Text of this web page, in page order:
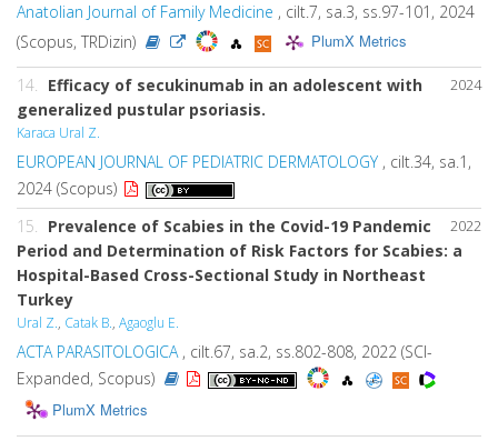
Anatolian Journal of Family Medicine , cilt.7, sa.3, ss.97-101, 2024
(Scopus, TRDizin)
PlumX Metrics
2024
14. Efficacy of secukinumab in an adolescent with
generalized pustular psoriasis.
Karaca Ural Z.
EUROPEAN JOURNAL OF PEDIATRIC DERMATOLOGY , cilt.34, sa.1,
2024 (Scopus)
2022
15. Prevalence of Scabies in the Covid-19 Pandemic
Period and Determination of Risk Factors for Scabies: a
Hospital-Based Cross-Sectional Study in Northeast
Turkey
Ural Z., Catak B., Agaoglu E.
ACTA PARASITOLOGICA, cilt.67, sa.2, ss.802-808, 2022 (SCI-
Expanded, Scopus)
PlumX Metrics